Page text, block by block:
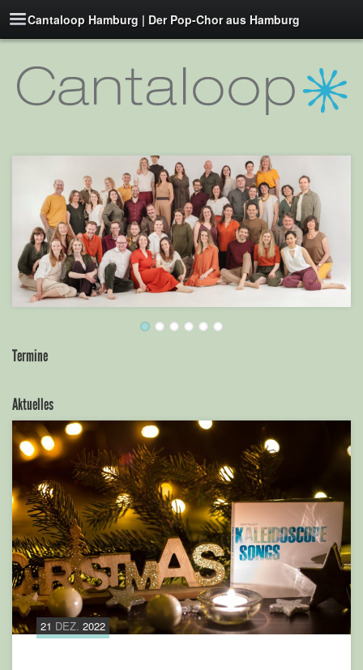
Cantaloop Hamburg | Der Pop-Chor aus Hamburg
Termine
Aktuelles
21 DEZ. 2022